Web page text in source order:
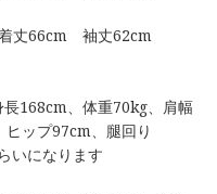
丈66cm 袖丈62cm
168cm、体重70kg、肩幅
ップ97cm、腿回り
いになります